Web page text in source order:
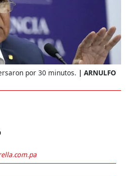
por 30 minutos.
ARNULFO